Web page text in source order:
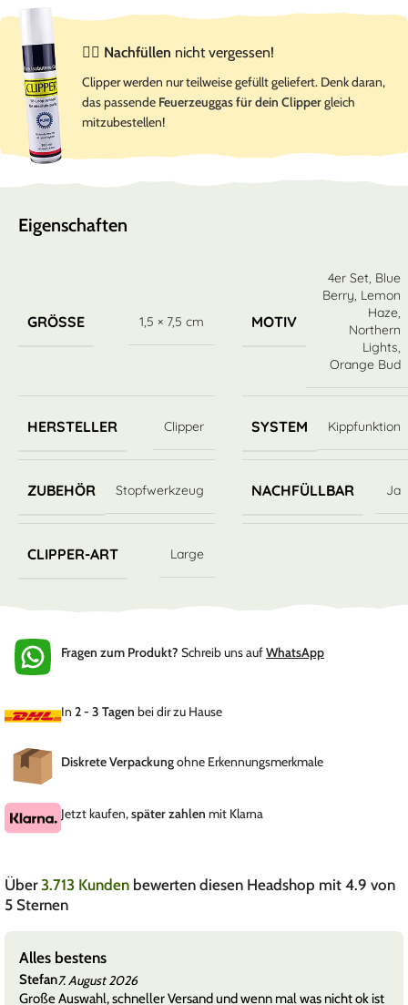
☝🏻 Nachfüllen nicht vergessen!
Clipper werden nur teilweise gefüllt geliefert. Denk daran,
das passende Feuerzeuggas für dein Clippergleich
mitzubestellen!
Eigenschaften
GRÖSSE 1,5 × 7,5 cm MOTIV
4er Set, Blue
Berry, Lemon
Haze,
Northern
Lights,
Orange Bud
HERSTELLER Clipper SYSTEM Kippfunktion
ZUBEHÖR Stopfwerkzeug NACHFÜLLBAR Ja
CLIPPER-ART Large
Fragen zum Produkt? Schreib uns aufWhatsApp
In 2 - 3 Tagen bei dir zu Hause
Diskrete Verpackungohne Erkennungsmerkmale
Jetzt kaufen,später zahlen mit Klarna
Über3.713 Kunden bewerten diesen Headshop mit 4.9 von
5 Sternen
Alles bestens
Stefan7. August 2026
Große Auswahl, schneller Versand und wenn mal was nicht ok ist